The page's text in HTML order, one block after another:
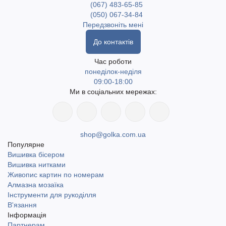
(067) 483-65-85
(050) 067-34-84
Передзвоніть мені
До контактів
Час роботи
понеділок-неділя
09:00-18:00
Ми в соціальних мережах:
shop@golka.com.ua
Популярне
Вишивка бісером
Вишивка нитками
Живопис картин по номерам
Алмазна мозаїка
Інструменти для рукоділля
В'язання
Інформація